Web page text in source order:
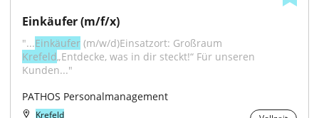
Einkäufer (m/f/x)
"...Einkäufer
Krefeld„Entdecke, was in dir steckt!“ Für unseren
Kunden..."
PATHOS Personalmanagement
Krefeld